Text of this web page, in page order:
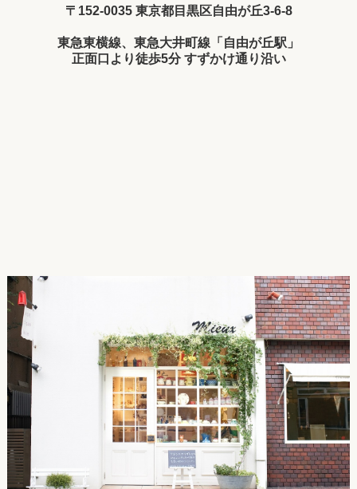
〒152-0035 東京都目黒区自由が丘3-6-8
東急東横線、東急大井町線「自由が丘駅」
正面口より徒歩5分 すずかけ通り沿い